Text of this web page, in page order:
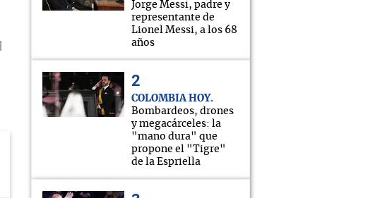
Jorge Messi, padre y
representante de
Lionel Messi, a los 68
años
COLOMBIA HOY
Bombardeos, drones
y megacárceles: la
"mano dura" que
propone el "Tigre"
de la Espriella